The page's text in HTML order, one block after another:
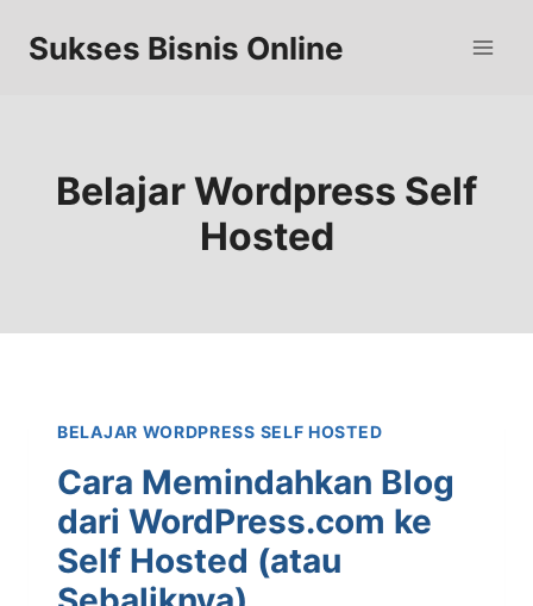
content
Sukses Bisnis Online
Belajar Wordpress Self
Hosted
BELAJAR WORDPRESS SELF HOSTED
Cara Memindahkan Blog
dari WordPress.com ke
Self Hosted (atau